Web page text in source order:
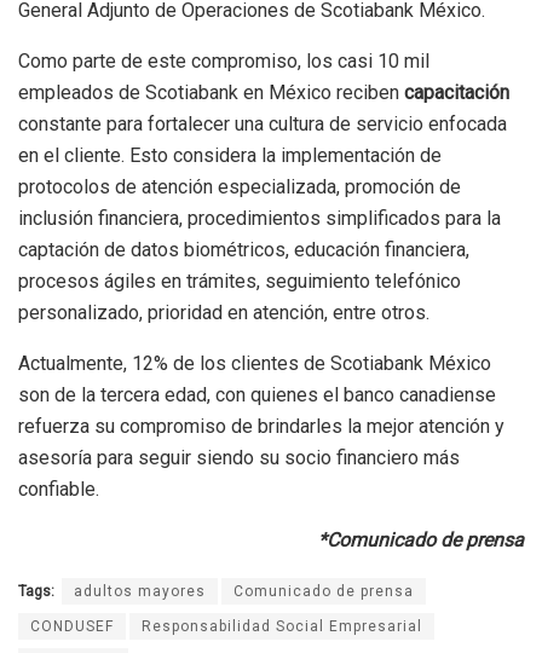
General Adjunto de Operaciones de Scotiabank México.
Como parte de este compromiso, los casi 10 mil
empleados de Scotiabank en México reciben capacitación
constante para fortalecer una cultura de servicio enfocada
en el cliente. Esto considera la implementación de
protocolos de atención especializada, promoción de
inclusión financiera, procedimientos simplificados para la
captación de datos biométricos, educación financiera,
procesos ágiles en trámites, seguimiento telefónico
personalizado, prioridad en atención, entre otros.
Actualmente, 12% de los clientes de Scotiabank México
son de la tercera edad, con quienes el banco canadiense
refuerza su compromiso de brindarles la mejor atención y
asesoría para seguir siendo su socio financiero más
confiable.
*Comunicado de prensa
Tags: adultos mayores Comunicado de prensa
CONDUSEF Responsabilidad Social Empresarial